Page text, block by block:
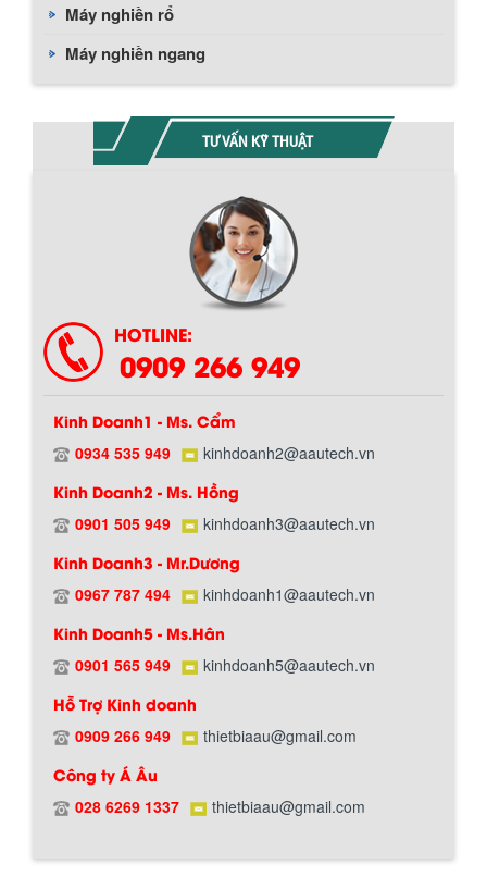
Máy nghiền rổ
Máy nghiền ngang
TƯ VẤN KỸ THUẬT
HOTLINE:
0909 266 949
Kinh Doanh1 - Ms. Cẩm
0934 535 949 kinhdoanh2@aautech.vn
Kinh Doanh2 - Ms. Hồng
0901 505 949 kinhdoanh3@aautech.vn
Kinh Doanh3 - Mr.Dương
0967 787 494 kinhdoanh1@aautech.vn
Kinh Doanh5 - Ms.Hân
0901 565 949 kinhdoanh5@aautech.vn
Hỗ Trợ Kinh doanh
0909 266 949 thietbiaau@gmail.com
Công ty Á Âu
028 6269 1337 thietbiaau@gmail.com
Chính sách giao hàng
Hướng dẫn thanh toán mua hàng